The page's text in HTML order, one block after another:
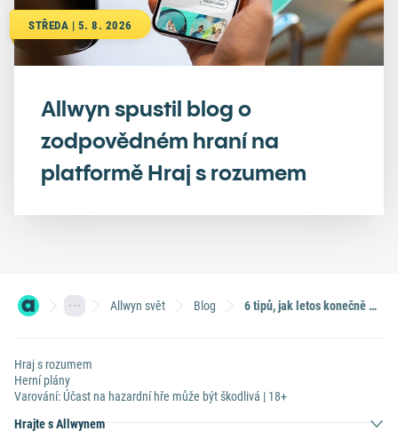
STŘEDA | 5. 8. 2026
Allwyn spustil blog o
zodpovědném hraní na
platformě Hraj s rozumem
Allwyn svět Blog 6 tipů, jak letos konečně ušetřit peníze
Hraj s rozumem
Herní plány
Varování: Účast na hazardní hře může být škodlivá | 18+
Hrajte s Allwynem